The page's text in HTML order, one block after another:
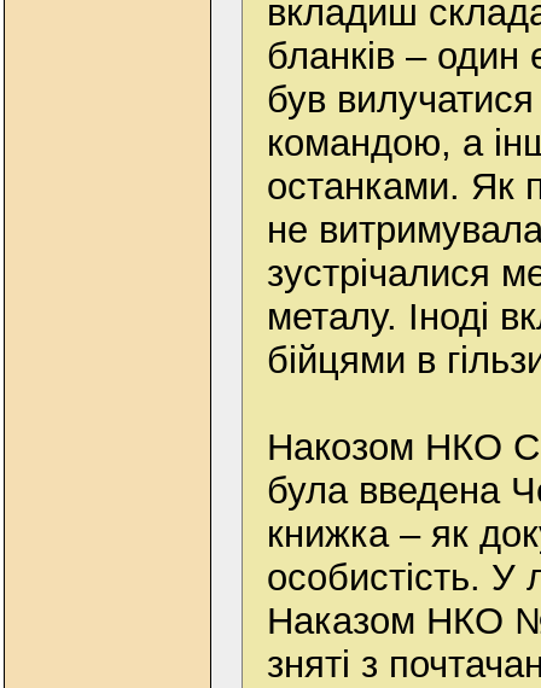
вкладиш
бланків –
був
командою, а
останками. Як
не
зустрічалися
металу. Іноді
бійцями в
Накозом НКО
була введена
книжка – як
особистість. У
Наказом НКО
зняті з